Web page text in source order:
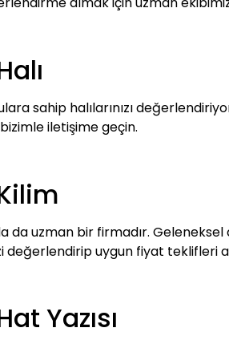
sahip halılarınızı
iletişime geçin.
da uzman bir firmadır.
değerlendirip uygun fiyat teklifleri
Yazısı